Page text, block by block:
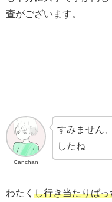
査がございます。
Canchan
すみません
したね
わたく し行き当たりば